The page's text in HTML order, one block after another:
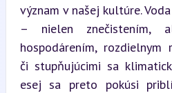
význam v našej kultúre.
– nielen znečistením,
hospodárením, rozdielnym
či stupňujúcimi sa
esej sa preto pokúsi